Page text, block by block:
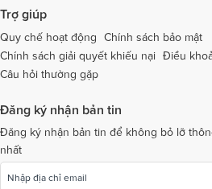
Dịch vụ cưới tại Thừa Thiên - Huế
Dịch vụ cưới tại An Giang Dịch
Dịch vụ cưới tại Tuyên Quang
Dịch vụ cưới tại Bà Rịa - Vũng TàuDịch
Dịch vụ cưới tại Bắc Kạn
Trợ giúp
Quy chế hoạt động
Chính sách bảo mật
Chính sách giải quyết khiếu nại Điều
Câu hỏi thường gặp
Đăng ký nhận bản tin
Đăng ký nhận bản tin để không bỏ lỡ
nhất